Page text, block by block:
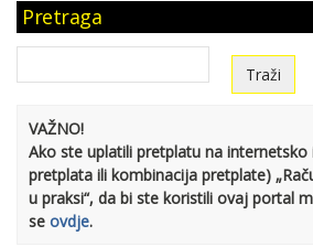
Pretraga
VAŽNO!
Ako ste uplatili pretplatu na internetsko
pretplata ili kombinacija pretplate)
u praksi“, da bi ste koristili ovaj portal
se ovdje.